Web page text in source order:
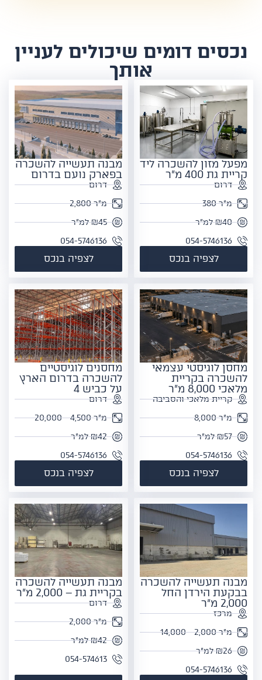
נכסים דומים שיכולים לעניין
אותך
מפעל מזון להשכרה ליד
קריית גת 400 מ"ר
דרום
מ"ר 380
₪40 למ"ר
054-5746136
לצפיה בנכס
מבנה תעשייה להשכרה
בפארק נועם בדרום
דרום
מ"ר 2,800
₪45 למ"ר
054-5746136
לצפיה בנכס
מחסן לוגיסטי עצמאי
להשכרה בקריית
מלאכי 8,000 מ"ר
קריית מלאכי והסביבה
מ"ר 8,000
₪57 למ"ר
054-5746136
לצפיה בנכס
מחסנים לוגיסטיים
להשכרה בדרום הארץ
על כביש 4
דרום
מ"ר 4,500 - 20,000
₪42 למ"ר
054-5746136
לצפיה בנכס
מבנה תעשייה להשכרה
בבקעת הירדן החל
2,000 מ"ר
מרכז
מ"ר 2,000 - 14,000
₪26 למ"ר
054-5746136
מבנה תעשייה להשכרה
בקריית גת – 2,000 מ"ר
דרום
מ"ר 2,000
₪42 למ"ר
054-574613